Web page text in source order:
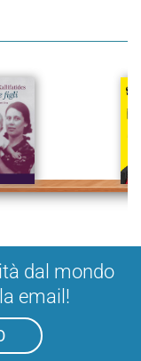
dal mondo
email!